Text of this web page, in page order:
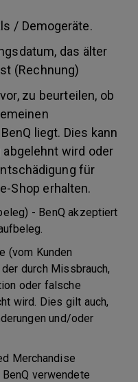
/ Demogeräte.
das älter
(Rechnung)
zu beurteilen, ob
liegt. Dies kann
wird oder
für
Shop erhalten.
- BenQ akzeptiert
(vom Kunden
durch Missbrauch,
oder falsche
wird. Dies gilt auch,
und/oder
Merchandise
verwendete